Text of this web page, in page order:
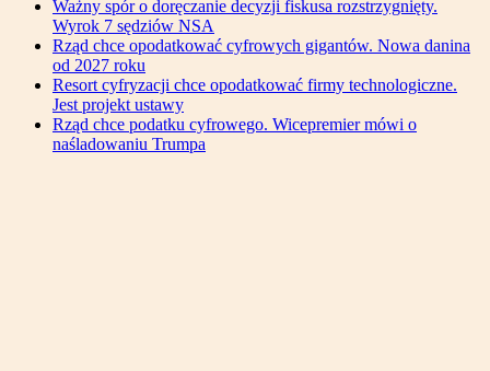
Ważny spór o doręczanie decyzji fiskusa rozstrzygnięty.
Wyrok 7 sędziów NSA
Rząd chce opodatkować cyfrowych gigantów. Nowa danina
od 2027 roku
Resort cyfryzacji chce opodatkować firmy technologiczne.
Jest projekt ustawy
Rząd chce podatku cyfrowego. Wicepremier mówi o
naśladowaniu Trumpa